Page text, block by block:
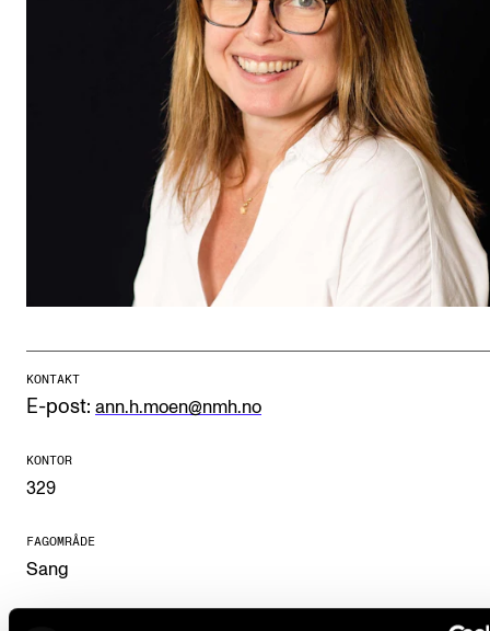
Studentutvalet SUT (student.nmh.no)
INTERNASJONALT
Utveksling
Internasjonal strategi
Samarbeidsprosjekter
Nettverk
KONTAKT
E-post: ann.h.moen@nmh.no
KONTOR
329
FAGOMRÅDE
Sang